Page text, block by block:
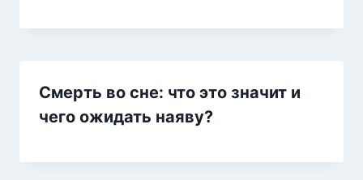
Смерть во сне: что это значит и
чего ожидать наяву?